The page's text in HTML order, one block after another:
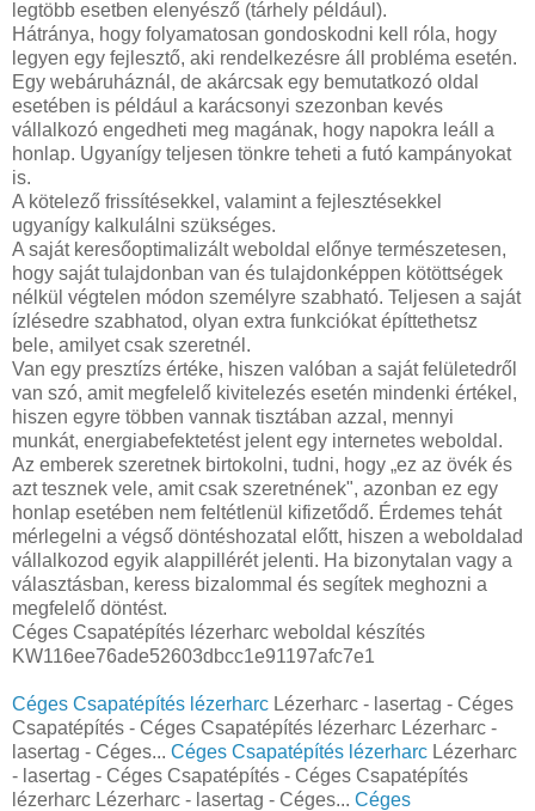
legtöbb esetben elenyésző (tárhely például).
Hátránya, hogy folyamatosan gondoskodni kell róla, hogy
legyen egy fejlesztő, aki rendelkezésre áll probléma esetén.
Egy webáruháznál, de akárcsak egy bemutatkozó oldal
esetében is például a karácsonyi szezonban kevés
vállalkozó engedheti meg magának, hogy napokra leáll a
honlap. Ugyanígy teljesen tönkre teheti a futó kampányokat
is.
A kötelező frissítésekkel, valamint a fejlesztésekkel
ugyanígy kalkulálni szükséges.
A saját keresőoptimalizált weboldal előnye természetesen,
hogy saját tulajdonban van és tulajdonképpen kötöttségek
nélkül végtelen módon személyre szabható. Teljesen a saját
ízlésedre szabhatod, olyan extra funkciókat építtethetsz
bele, amilyet csak szeretnél.
Van egy presztízs értéke, hiszen valóban a saját felületedről
van szó, amit megfelelő kivitelezés esetén mindenki értékel,
hiszen egyre többen vannak tisztában azzal, mennyi
munkát, energiabefektetést jelent egy internetes weboldal.
Az emberek szeretnek birtokolni, tudni, hogy „ez az övék és
azt tesznek vele, amit csak szeretnének", azonban ez egy
honlap esetében nem feltétlenül kifizetődő. Érdemes tehát
mérlegelni a végső döntéshozatal előtt, hiszen a weboldalad
vállalkozod egyik alappillérét jelenti. Ha bizonytalan vagy a
választásban, keress bizalommal és segítek meghozni a
megfelelő döntést.
Céges Csapatépítés lézerharc weboldal készítés
KW116ee76ade52603dbcc1e91197afc7e1
Céges Csapatépítés lézerharc Lézerharc - lasertag - Céges
Csapatépítés - Céges Csapatépítés lézerharc Lézerharc -
lasertag - Céges... Céges Csapatépítés lézerharc Lézerharc
- lasertag - Céges Csapatépítés - Céges Csapatépítés
lézerharc Lézerharc - lasertag - Céges... Céges